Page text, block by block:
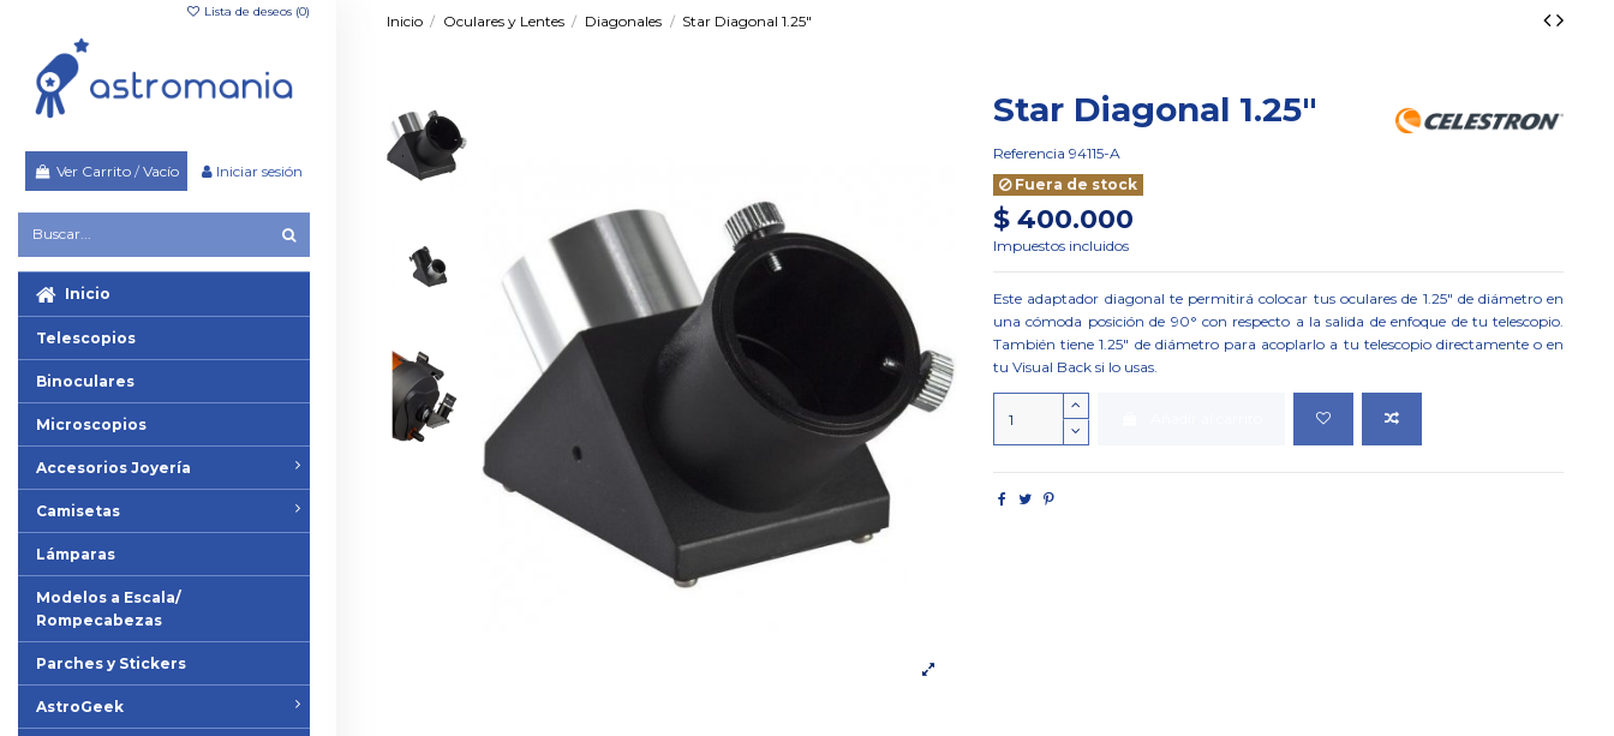
Lista de deseos (0)
Ver Carrito /Vacío Iniciar sesión
Inicio
Telescopios
Binoculares
Microscopios
Accesorios Joyería
Camisetas
Lámparas
Modelos a Escala/
Rompecabezas
Parches y Stickers
AstroGeek
Inicio Oculares y Lentes Diagonales Star Diagonal 1.25"
Star Diagonal 1.25"
Referencia 94115-A
Fuera de stock
$ 400.000
Impuestos incluidos
Este adaptador diagonal te permitirá colocar tus oculares de 1.25" de diámetro en
una cómoda posición de 90° con respecto a la salida de enfoque de tu telescopio.
También tiene 1.25" de diámetro para acoplarlo a tu telescopio directamente o en
tu Visual Back si lo usas.